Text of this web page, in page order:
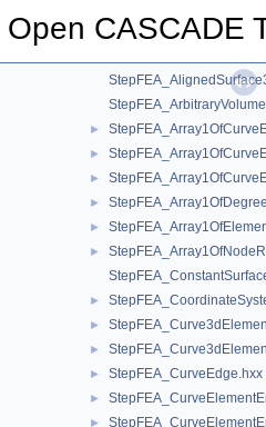
Open CASCADE
▼ StepFEA
►
►
►
►
►
►
►
►
►
► StepFEA_CurveEdge.hxx
►
►